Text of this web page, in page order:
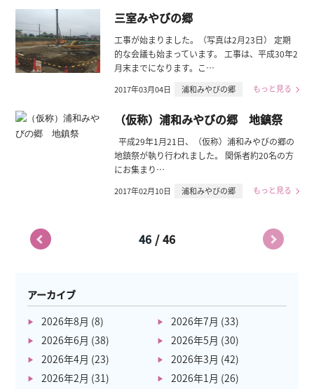
三室みやびの郷
工事が始まりました。（写真は2月23日） 定期
的な会議も始まっています。 工事は、平成30年2
月末までになります。こ…
2017年03月04日 浦和みやびの郷 もっと見る
（仮称）浦和みやびの郷 地鎮祭
平成29年1月21日、（仮称）浦和みやびの郷の
地鎮祭が執り行われました。 関係者約20名の方
にお集まり…
2017年02月10日 浦和みやびの郷 もっと見る
46 / 46
アーカイブ
2026年8月 (8) 2026年7月 (33)
2026年6月 (38) 2026年5月 (30)
2026年4月 (23) 2026年3月 (42)
2026年2月 (31) 2026年1月 (26)